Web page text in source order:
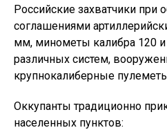
Российские захватчики при
соглашениями
мм, минометы калибра 120
различных систем,
крупнокалиберные
Оккупанты традиционно
населенных пунктов: